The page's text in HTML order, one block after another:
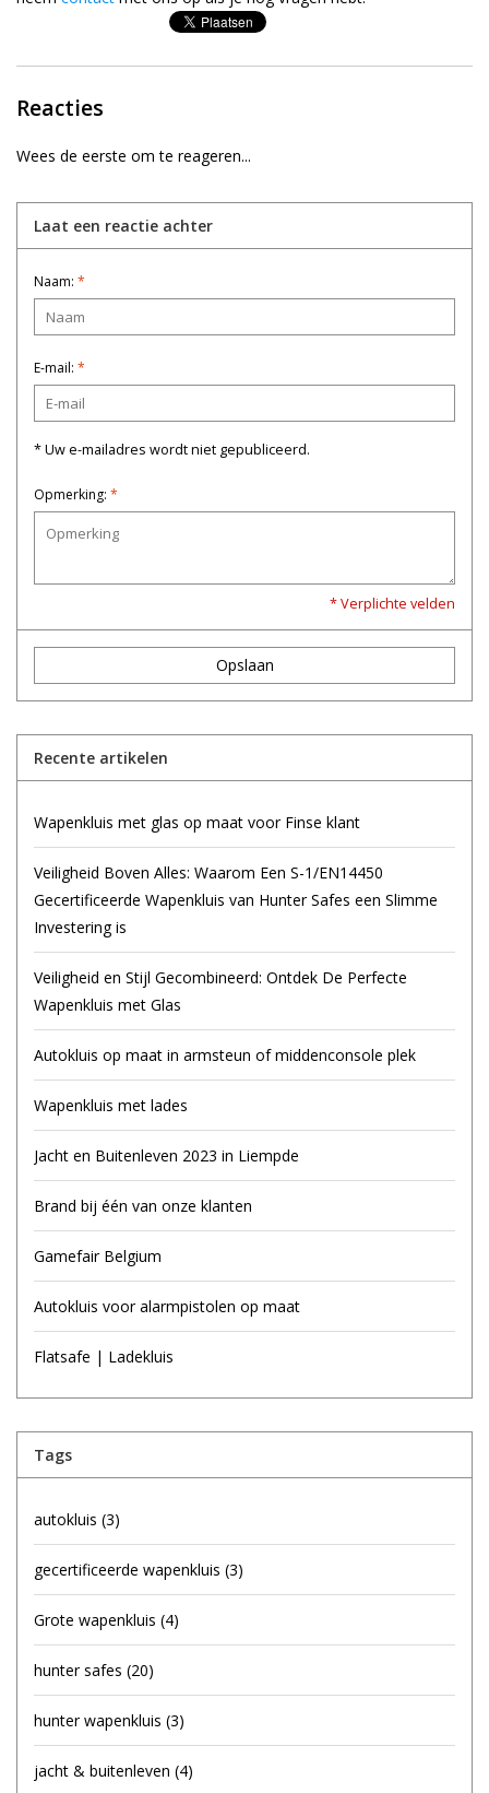
Reacties
Wees de eerste om te reageren...
Laat een reactie achter
Naam: *
E-mail: *
* Uw e-mailadres wordt niet gepubliceerd.
Opmerking: *
* Verplichte velden
Opslaan
Recente artikelen
Wapenkluis met glas op maat voor Finse klant
Veiligheid Boven Alles: Waarom Een S-1/EN14450
Gecertificeerde Wapenkluis van Hunter Safes een Slimme
Investering is
Veiligheid en Stijl Gecombineerd: Ontdek De Perfecte
Wapenkluis met Glas
Autokluis op maat in armsteun of middenconsole plek
Wapenkluis met lades
Jacht en Buitenleven 2023 in Liempde
Brand bij één van onze klanten
Gamefair Belgium
Autokluis voor alarmpistolen op maat
Flatsafe | Ladekluis
Tags
autokluis (3)
gecertificeerde wapenkluis (3)
Grote wapenkluis (4)
hunter safes (20)
hunter wapenkluis (3)
jacht & buitenleven (4)